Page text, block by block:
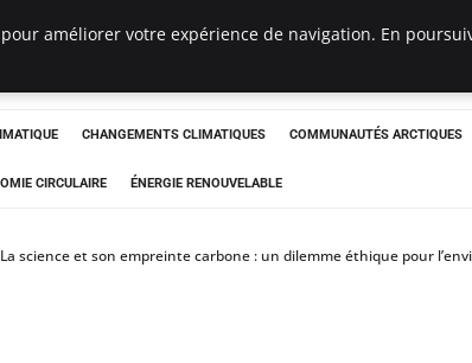
CHANGEMENTS CLIMATIQUES COMMUNAUTÉS ARCTIQUES
CIRCULAIRE ÉNERGIE RENOUVELABLE
La science et son empreinte carbone : un dilemme éthique pour
améliorer votre expérience de navigation. En